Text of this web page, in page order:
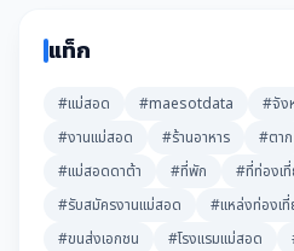
แท็ก
#แม่สอด #maesotdata #จัง
#งานแม่สอด
#ร้านอาหาร #ตาก
#แม่สอดดาต้า
#ที่พัก #ที่ท่องเ
#รับสมัครงานแม่สอด
#แหล่งท่องเที่
#ขนส่งเอกชน
#โรงแรมแม่สอด